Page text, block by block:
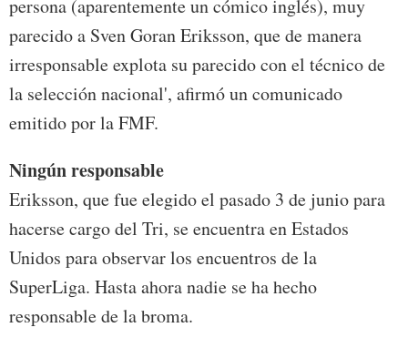
persona (aparentemente un cómico inglés), muy
parecido a Sven Goran Eriksson, que de manera
irresponsable explota su parecido con el técnico de
la selección nacional', afirmó un comunicado
emitido por la FMF.
Ningún responsable
Eriksson, que fue elegido el pasado 3 de junio para
hacerse cargo del Tri, se encuentra en Estados
Unidos para observar los encuentros de la
SuperLiga. Hasta ahora nadie se ha hecho
responsable de la broma.